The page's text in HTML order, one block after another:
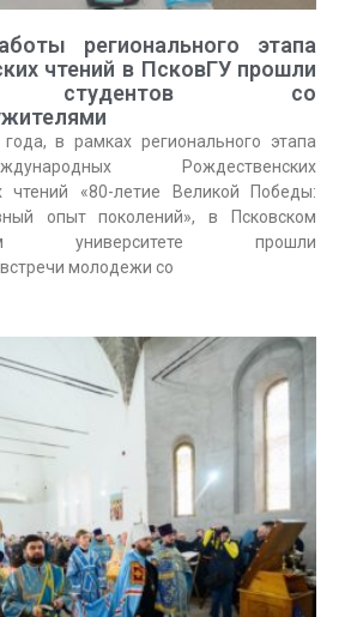
регионального этапа
чтений в ПсковГУ прошли
студентов со
в рамках регионального этапа
Рождественских
чтений «80-летие Великой Победы:
опыт поколений», в Псковском
университете прошли
молодежи со